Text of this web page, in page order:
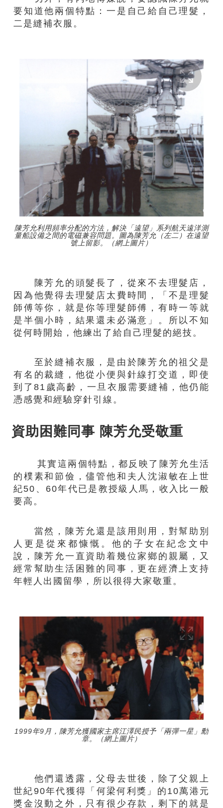
要知道他兩個特點：一是自己給自己理髮，
二是縫補衣服。
陳芳允利用頻率分配的方法，解決「遠望」系列航天遠洋測
量船設備之間的電磁兼容問題。圖為陳芳允（左二）在遠望
號上留影。（網上圖片）
陳芳允的頭髮長了，從來不去理髮店，
因為他覺得去理髮店太費時間，「不是理髮
師傅等你，就是你等理髮師傅，有時一等就
是半個小時，結果還未必滿意」。所以不知
從何時開始，他練出了給自己理髮的絕技。
至於縫補衣服，是由於陳芳允的祖父是
有名的裁縫，他從小便與針線打交道，即使
到了81歲高齡，一旦衣服需要縫補，他仍能
憑感覺和經驗穿針引線。
資助困難同事 陳芳允受敬重
其實這兩個特點，都反映了陳芳允生活
的樸素和節儉，儘管他和夫人沈淑敏在上世
紀50、60年代已是教授級人馬，收入比一般
要高。
當然，陳芳允還是該用則用，對幫助別
人更是從來都慷慨。他的子女在紀念文中
說，陳芳允一直資助着幾位家鄉的親屬，又
經常幫助生活困難的同事，更在經濟上支持
年輕人出國留學，所以很得大家敬重。
1999年9月，陳芳允獲國家主席江澤民授予「兩彈一星」勳
章。（網上圖片）
他們還透露，父母去世後，除了父親上
世紀90年代獲得「何梁何利獎」的10萬港元
獎金沒動之外，只有很少存款，剩下的就是